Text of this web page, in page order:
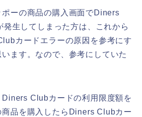
ーの商品の購入画面でDiners
生してしまった方は、これから
カードエラーの原因を参考にす
ます。なので、参考にしていた
Diners Clubカードの利用限度額を
品を購入したらDiners Clubカー